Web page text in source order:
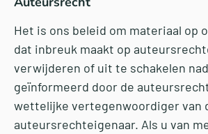
Het is ons beleid om materiaal op
dat inbreuk maakt op
verwijderen of uit te schakelen
geïnformeerd door de
wettelijke vertegenwoordiger van
auteursrechteigenaar. Als u van